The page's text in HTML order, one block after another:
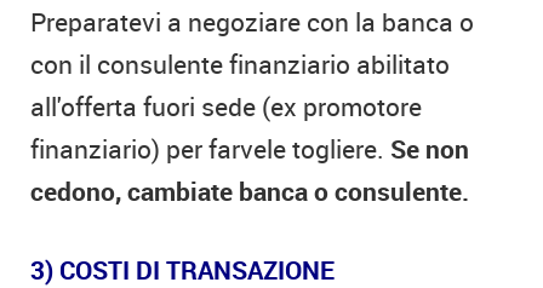
Preparatevi a negoziare con la banca o
con il consulente finanziario abilitato
all'offerta fuori sede (ex promotore
finanziario) per farvele togliere. Se non
cedono, cambiate banca o consulente.
3) COSTI DI TRANSAZIONE